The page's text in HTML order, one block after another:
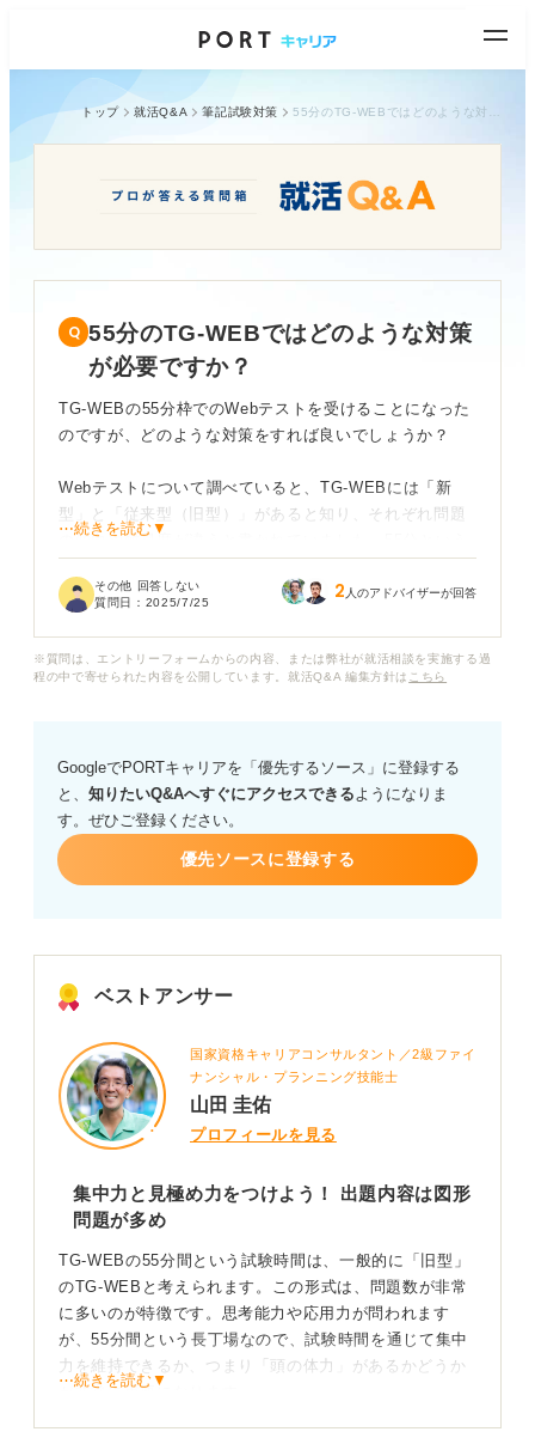
トップ 就活Q&A 筆記試験対策
55分のTG-WEBではどのような対策
が必要ですか？
TG-WEBの55分枠でのWebテストを受けることになった
のですが、どのような対策をすれば良いでしょうか？
Webテストについて調べていると、TG-WEBには「新
型」と「従来型（旧型）」があると知り、それぞれ問題
の傾向や難易度が違うと書かれていました。55分という
いのか、またそれぞれのタイプの具体的な対策方法につ
特に、時間配分が苦手なので、55分という時間の中でど
⋯続きを読む▼
その他 回答しない
質問日： 2025/7/25 2 人のアドバイザーが回答
※質問は、エントリーフォームからの内容、または弊社が就活相談を実施する過
程の中で寄せられた内容を公開しています。就活Q&A 編集方針は こちら
GoogleでPORTキャリアを「優先するソース」に登録する
と、 知りたいQ&Aへすぐにアクセスできるようになりま
す。ぜひご登録ください。
優先ソースに登録する
ベストアンサー
国家資格キャリアコンサルタント／2級ファイ
ナンシャル・プランニング技能士
山田 圭佑
プロフィールを見る
集中力と見極め力をつけよう！ 出題内容は図形
問題が多め
TG-WEBの55分間という試験時間は、一般的に「旧型」
のTG-WEBと考えられます。この形式は、問題数が非常
に多いのが特徴です。思考能力や応用力が問われます
が、55分間という長丁場なので、試験時間を通じて集中
力を維持できるか、つまり「頭の体力」があるかどうか
が非常に重要になります。
長時間の試験に耐えられるよう、日頃から集中力を高め
⋯続きを読む▼